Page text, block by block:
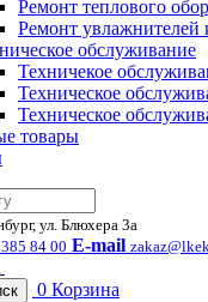
Ремонт теплового
Ремонт увлажнителей
обслуживание
Техничекое
Техническое
Техническое
товары
ул. Блюхера 3а
84 00 E-mail
0 Корзина